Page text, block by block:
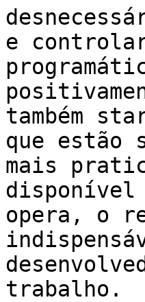
e
também
que estão
mais
disponível
opera, o
trabalho.